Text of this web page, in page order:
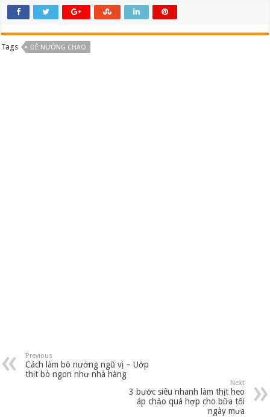
Tags DÊ NƯỚNG CHAO
Previous
Cách làm bò nướng ngũ vị – Uớp
thịt bò ngon như nhà hàng
Next
3 bước siêu nhanh làm thịt heo
áp chảo quá hợp cho bữa tối
ngày mưa